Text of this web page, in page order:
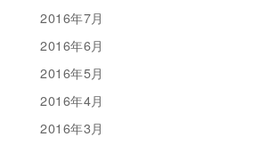
2016年7月
2016年6月
2016年5月
2016年4月
2016年3月